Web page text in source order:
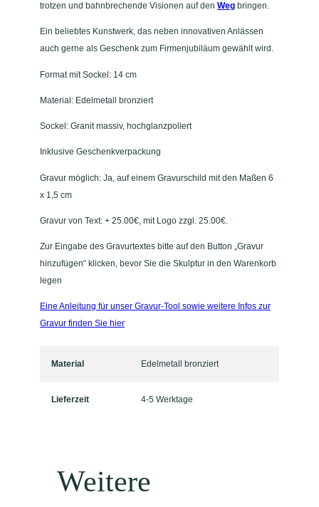
n
"
n
trotzen und bahnbrechende Visionen auf den Weg bringen.
Ein beliebtes Kunstwerk, das neben innovativen Anlässen
auch gerne als Geschenk zum Firmenjubiläum gewählt wird.
Format mit Sockel: 14 cm
Material: Edelmetall bronziert
Sockel: Granit massiv, hochglanzpoliert
Inklusive Geschenkverpackung
Gravur möglich: Ja, auf einem Gravurschild mit den Maßen 6
x 1,5 cm
Gravur von Text: + 25.00€, mit Logo zzgl. 25.00€.
Zur Eingabe des Gravurtextes bitte auf den Button „Gravur
hinzufügen“ klicken, bevor Sie die Skulptur in den Warenkorb
legen
Eine Anleitung für unser Gravur-Tool sowie weitere Infos zur
Gravur finden Sie hier
Material Edelmetall bronziert
Lieferzeit 4-5 Werktage
Weitere